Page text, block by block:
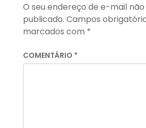
O seu endereço de e-mail
publicado. Campos
marcados com *
COMENTÁRIO *